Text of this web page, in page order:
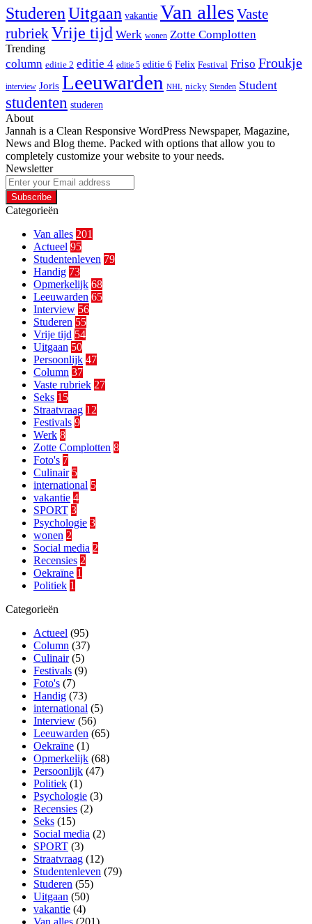
StuderenUitgaan vakantie Van allesVaste
rubriekVrije tijd Werk wonen Zotte Complotten
Trending
column editie 2 editie 4 editie 5 editie 6 Felix Festival Friso Froukje
interview Joris Leeuwarden NHL nicky Stenden Student
studenten studeren
About
Jannah is a Clean Responsive WordPress Newspaper, Magazine,
News and Blog theme. Packed with options that allow you to
completely customize your website to your needs.
Newsletter
Enter
your
Email
address
Categorieën
Van alles 201
Actueel 95
Studentenleven 79
Handig 73
Opmerkelijk 68
Leeuwarden 65
Interview 56
Studeren 55
Vrije tijd 54
Uitgaan 50
Persoonlijk 47
Column 37
Vaste rubriek 27
Seks 15
Straatvraag 12
Festivals 9
Werk 8
Zotte Complotten 8
Foto's 7
Culinair 5
international 5
vakantie 4
SPORT 3
Psychologie 3
wonen 2
Social media 2
Recensies 2
Oekraïne 1
Politiek 1
Categorieën
Actueel (95)
Column (37)
Culinair(5)
Festivals (9)
Foto's (7)
Handig (73)
international (5)
Interview (56)
Leeuwarden (65)
Oekraïne (1)
Opmerkelijk (68)
Persoonlijk (47)
Politiek (1)
Psychologie (3)
Recensies (2)
Seks (15)
Social media (2)
SPORT (3)
Straatvraag (12)
Studentenleven (79)
Studeren (55)
Uitgaan (50)
vakantie (4)